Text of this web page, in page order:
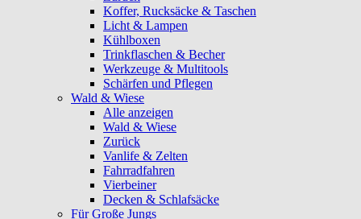
Koffer, Rucksäcke & Taschen
Licht & Lampen
Kühlboxen
Trinkflaschen & Becher
Werkzeuge & Multitools
Schärfen und Pflegen
Wald & Wiese
Alle anzeigen
Wald & Wiese
Zurück
Vanlife & Zelten
Fahrradfahren
Vierbeiner
Decken & Schlafsäcke
Für Große Jungs